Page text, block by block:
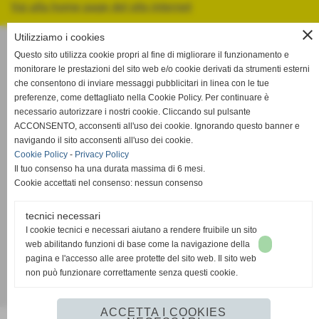
Vai alla home page del sito internet
Volley Livorno
Viale Giosuè Carducci, 93 cap 57122 - Livorno
P.IVA 01130910498
Tel. 0586-401053 -volleylivorno@gmail.com
volleylivornopec@pec.it
www.volleylivorno.com
Collegati e iscriviti ai nostri social e seguici ovunque
close
Utilizziamo i cookies
Questo sito utilizza cookie propri al fine di migliorare il funzionamento e
monitorare le prestazioni del sito web e/o cookie derivati da strumenti esterni
che consentono di inviare messaggi pubblicitari in linea con le tue
preferenze, come dettagliato nella Cookie Policy. Per continuare è
necessario autorizzare i nostri cookie. Cliccando sul pulsante
ACCONSENTO, acconsenti all'uso dei cookie. Ignorando questo banner e
navigando il sito acconsenti all'uso dei cookie.
Cookie Policy - Privacy Policy
Il tuo consenso ha una durata massima di 6 mesi.
Cookie accettati nel consenso: nessun consenso
tecnici necessari
I cookie tecnici e necessari aiutano a rendere fruibile un sito
web abilitando funzioni di base come la navigazione della
pagina e l'accesso alle aree protette del sito web. Il sito web
non può funzionare correttamente senza questi cookie.
ACCETTA I COOKIES